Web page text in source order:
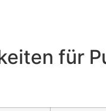
für